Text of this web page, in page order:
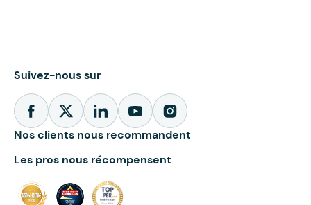
Suivez-nous sur
Nos clients nous recommandent
Les pros nous récompensent